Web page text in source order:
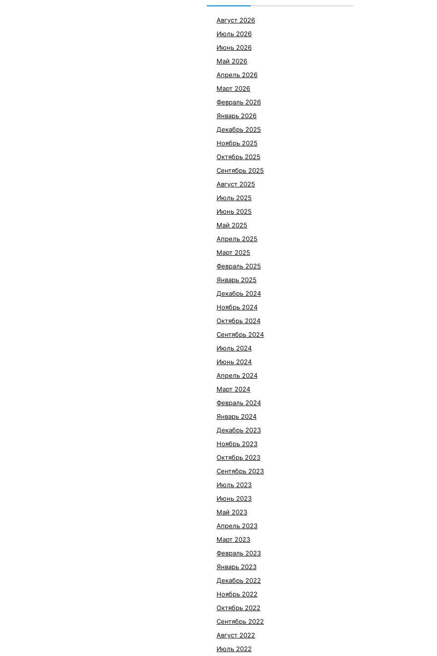
Август 2026
Июль 2026
Июнь 2026
Май 2026
Апрель 2026
Март 2026
Февраль 2026
Январь 2026
Декабрь 2025
Ноябрь 2025
Октябрь 2025
Сентябрь 2025
Август 2025
Июль 2025
Июнь 2025
Май 2025
Апрель 2025
Март 2025
Февраль 2025
Январь 2025
Декабрь 2024
Ноябрь 2024
Октябрь 2024
Сентябрь 2024
Июль 2024
Июнь 2024
Апрель 2024
Март 2024
Февраль 2024
Январь 2024
Декабрь 2023
Ноябрь 2023
Октябрь 2023
Сентябрь 2023
Июль 2023
Июнь 2023
Май 2023
Апрель 2023
Март 2023
Февраль 2023
Январь 2023
Декабрь 2022
Ноябрь 2022
Октябрь 2022
Сентябрь 2022
Август 2022
Июль 2022